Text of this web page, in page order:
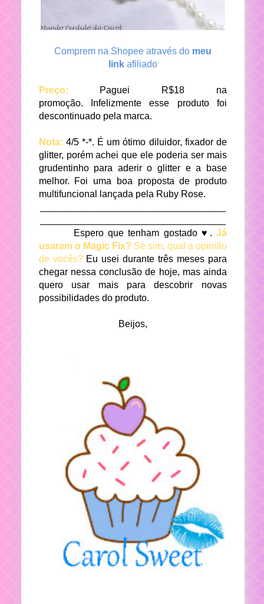
Comprem na Shopee através do meu
linkafiliado
Preço: Paguei R$18 na
promoção.
Infelizmente esse produto foi
descontinuado pela marca.
Nota: 4/5 *-*. É um ótimo diluidor, fixador de
glitter, porém achei que ele poderia ser mais
grudentinho para aderir o glitter e a base
melhor. Foi uma boa proposta de produto
multifuncional lançada pela Ruby Rose.
Espero que tenham gostado ♥. Já
usaram o Magic Fix? Se sim, qual a opinião
de vocês? Eu usei durante três meses para
chegar nessa conclusão de hoje, mas ainda
quero usar mais para descobrir novas
possibilidades do produto.
Beijos,